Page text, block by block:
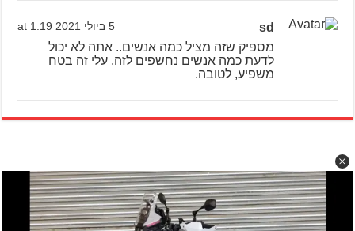
sd 5 ביולי 2021 at 1:19
מספיק שזה מציל כמה אנשים.. אתה לא יכול
לדעת כמה אנשים נחשפים לזה. עלי זה בטח
משפיע, לטובה.